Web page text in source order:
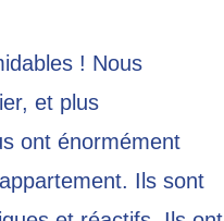
! Nous
et plus
ont énormément
Ils sont